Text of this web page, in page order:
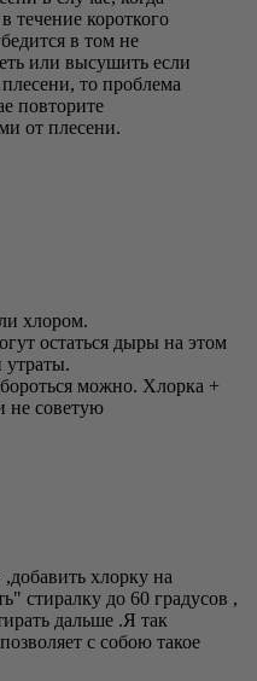
течение короткого
в том не
или высушить если
то проблема
повторите
от плесени.
хлором.
остаться дыры на этом
утраты.
можно. Хлорка +
не советую
хлорку на
стиралку до 60 градусов ,
дальше .Я так
с собою такое